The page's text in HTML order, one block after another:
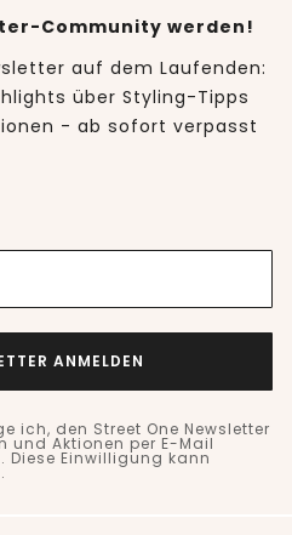
Community werden!
auf dem Laufenden:
über Styling-Tipps
- ab sofort verpasst
ANMELDEN
ich, den Street One Newsletter
und Aktionen per E-Mail
Diese Einwilligung kann